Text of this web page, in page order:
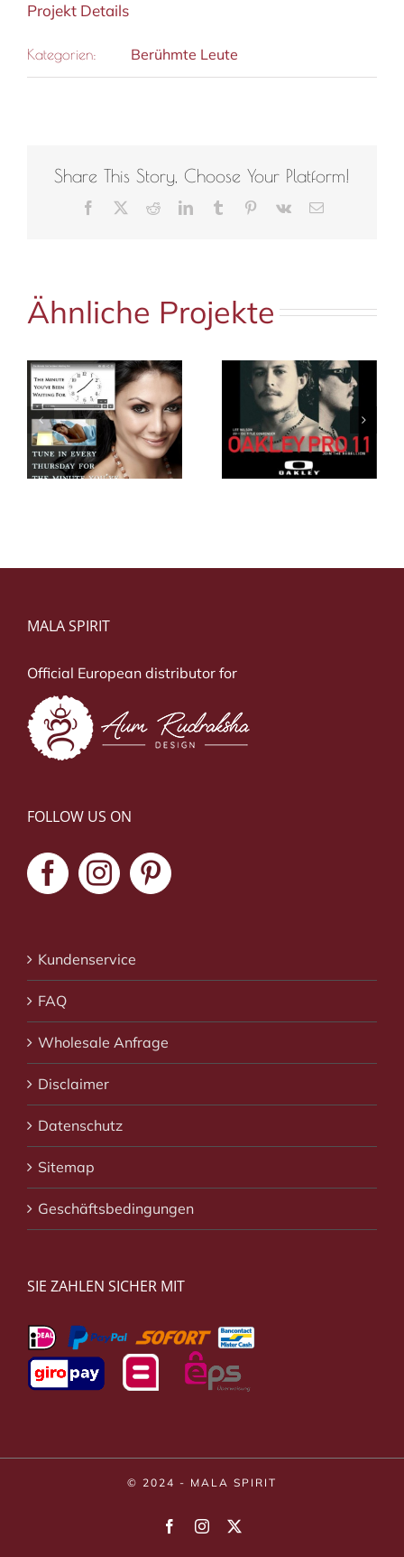
Projekt Details
Kategorien: Berühmte Leute
Share This Story, Choose Your Platform!
Facebook RedditLinkedInTumblr Pinterest
Vk
E-
Ähnliche Projekte
Lee Wilson
Oakley
Kelly Slater
MALA SPIRIT
Official European distributor for
FOLLOW US ON
Kundenservice
FAQ
Wholesale Anfrage
Disclaimer
Datenschutz
Sitemap
Geschäftsbedingungen
SIE ZAHLEN SICHER MIT
© 2024 - MALA SPIRIT
FacebookInstagram